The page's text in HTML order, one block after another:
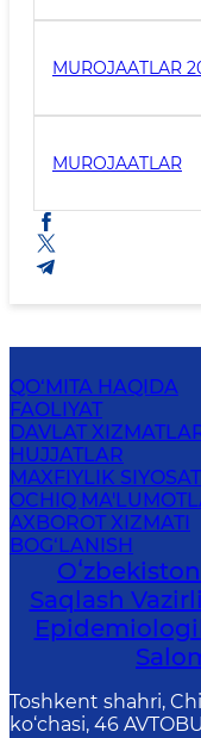
MUROJAATLAR
MUROJAATLAR
QO‘MITA HAQIDA
FAOLIYAT
DAVLAT
HUJJATLAR
MAXFIYLIK
OCHIQ
AXBOROT XIZMATI
BOG‘LANISH
Saqlash
Toshkent shahri,
ko‘chasi, 46